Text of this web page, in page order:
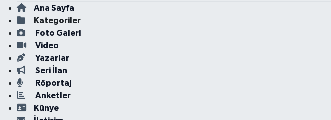
Ana Sayfa
Kategoriler
Foto Galeri
Video
Yazarlar
Seri İlan
Röportaj
Anketler
Künye